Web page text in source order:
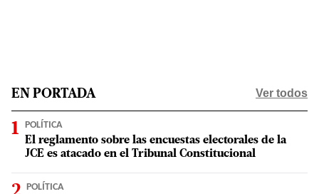
EN PORTADA Ver todos
POLÍTICA
El reglamento sobre las encuestas electorales de la
JCE es atacado en el Tribunal Constitucional
POLÍTICA